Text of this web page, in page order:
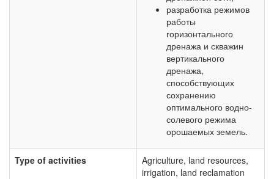
разработка режимов
работы
горизонтального
дренажа и скважин
вертикального
дренажа,
способствующих
сохранению
оптимального водно-
солевого режима
орошаемых земель.
Type of activities
Agriculture, land resources,
irrigation, land reclamation